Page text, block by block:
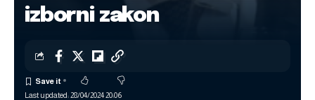
izborni zakon
Last updated: 28/04/2024 20:06